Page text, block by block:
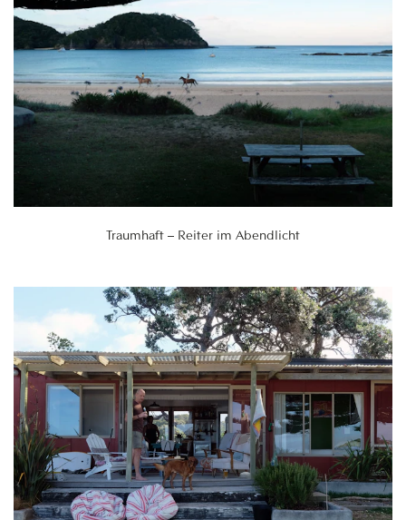
Traumhaft – Reiter im Abendlicht